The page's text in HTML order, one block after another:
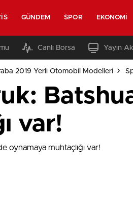
GÜNDEM SPOR EKONOMI
Canlı Borsa Yayın
2019 Yerli Otomobil Modelleri
var!